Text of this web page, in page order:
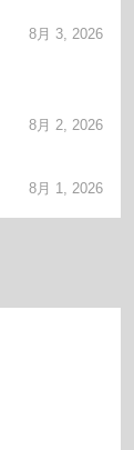
8月 3, 2026
8月 2, 2026
8月 1, 2026